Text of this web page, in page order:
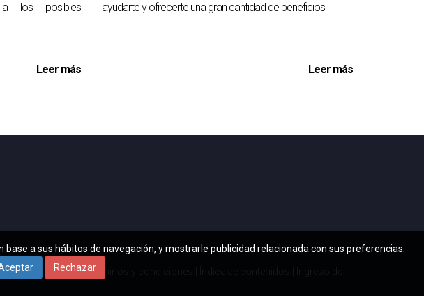
a los posibles
Leer más
ayudarte y ofrecerte una gran cantidad de beneficios
Leer más
|Politica Cookies|Términos y condiciones
a sus hábitos de navegación, y mostrarle publicidad relacionada con sus preferencias.
Rechazar